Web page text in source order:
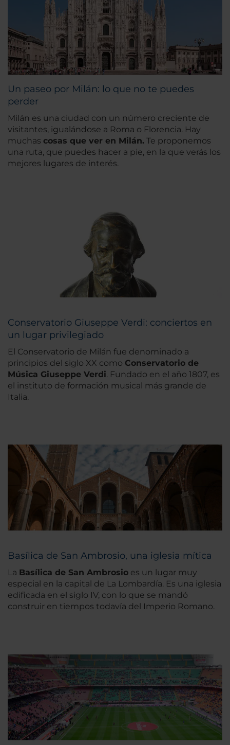
Un paseo por Milán: lo que no te puedes
perder
Milán es una ciudad con un número creciente de
visitantes, igualándose a Roma o Florencia. Hay
muchas cosas que ver en Milán. Te proponemos
una ruta, que puedes hacer a pie, en la que verás los
mejores lugares de interés.
Conservatorio Giuseppe Verdi: conciertos en
un lugar privilegiado
El Conservatorio de Milán fue denominado a
principios del siglo XX como Conservatorio de
Música Giuseppe Verdi. Fundado en el año 1807, es
el instituto de formación musical más grande de
Italia.
Basílica de San Ambrosio, una iglesia mítica
La Basílica de San Ambrosio es un lugar muy
especial en la capital de La Lombardía. Es una iglesia
edificada en el siglo IV, con lo que se mandó
construir en tiempos todavía del Imperio Romano.